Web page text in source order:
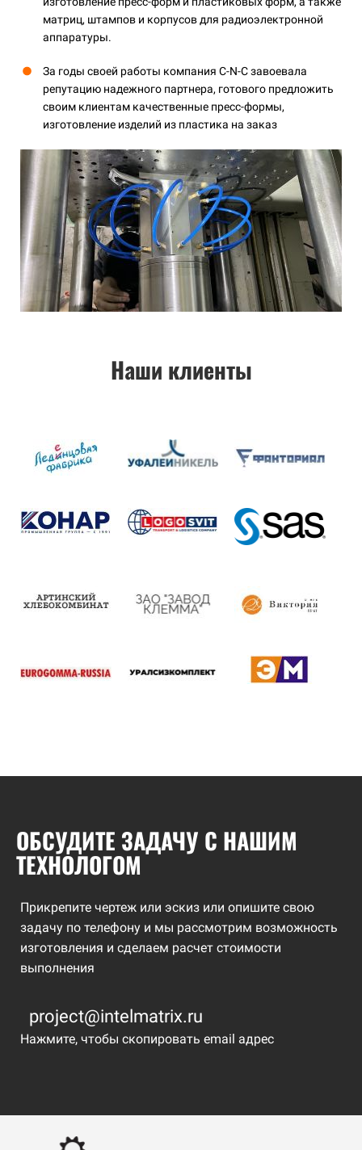
матриц, штампов и корпусов для радиоэлектронной
аппаратуры.
За годы своей работы компания C-N-C завоевала
репутацию надежного партнера, готового предложить
своим клиентам качественные пресс-формы,
изготовление изделий из пластика на заказ
Наши клиенты
ОБСУДИТЕ ЗАДАЧУ С НАШИМ
ТЕХНОЛОГОМ
Прикрепите чертеж или эскиз или опишите свою
задачу по телефону и мы рассмотрим возможность
изготовления и сделаем расчет стоимости
выполнения
project@intelmatrix.ru
Нажмите, чтобы скопировать email адрес